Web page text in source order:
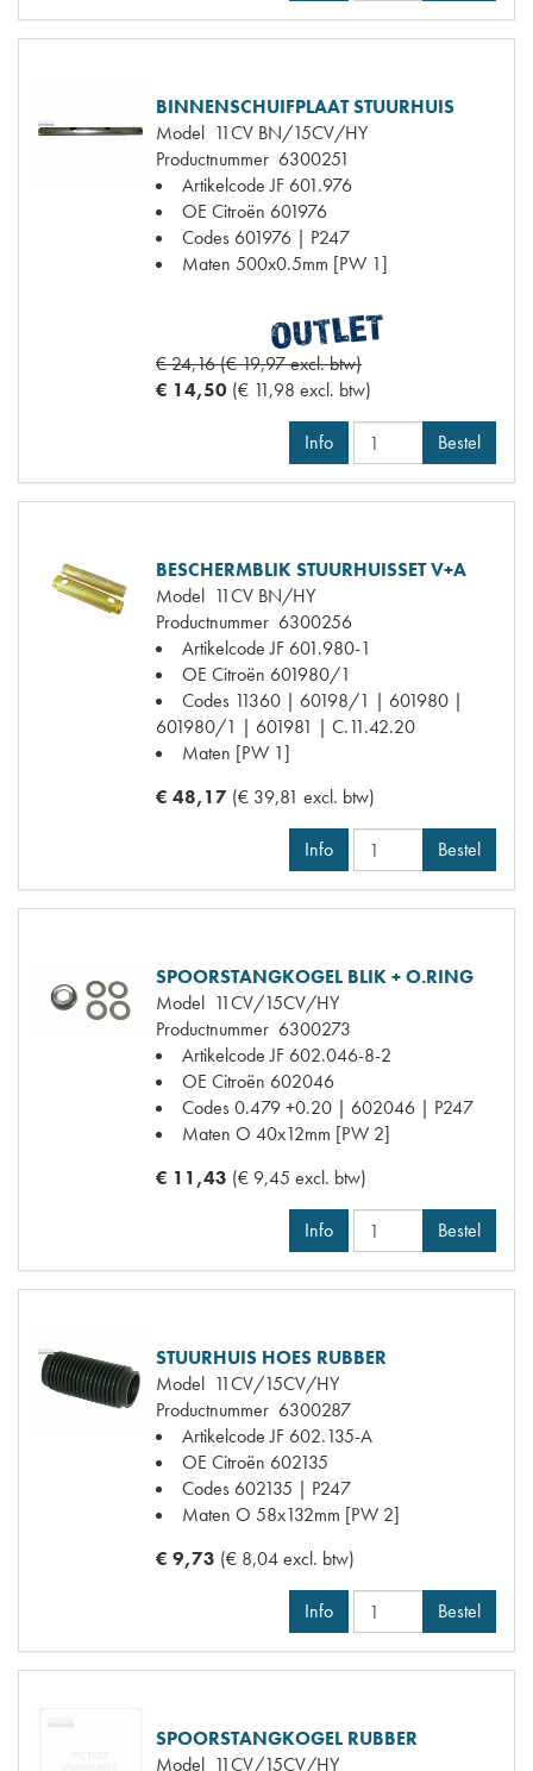
BINNENSCHUIFPLAAT STUURHUIS
Model 11CV BN/15CV/HY
Productnummer 6300251
Artikelcode JF 601.976
OE Citroën 601976
Codes 601976 | P247
Maten 500x0.5mm [PW 1]
€ 24,16 (€ 19,97 excl. btw)
€ 14,50 (€ 11,98 excl. btw)
Info Bestel
BESCHERMBLIK STUURHUISSET V+A
Model 11CV BN/HY
Productnummer 6300256
Artikelcode JF 601.980-1
OE Citroën 601980/1
Codes 11360 | 60198/1 | 601980 |
601980/1 | 601981 | C.11.42.20
Maten [PW 1]
€ 48,17 (€ 39,81 excl. btw)
Info Bestel
SPOORSTANGKOGEL BLIK + O.RING
Model 11CV/15CV/HY
Productnummer 6300273
Artikelcode JF 602.046-8-2
OE Citroën 602046
Codes0.479 +0.20 | 602046 | P247
Maten O 40x12mm [PW 2]
€ 11,43 (€ 9,45 excl. btw)
Info Bestel
STUURHUIS HOES RUBBER
Model 11CV/15CV/HY
Productnummer 6300287
Artikelcode JF 602.135-A
OE Citroën 602135
Codes 602135 | P247
Maten O 58x132mm [PW 2]
€ 9,73 (€ 8,04 excl. btw)
Info Bestel
SPOORSTANGKOGEL RUBBER
Model 11CV/15CV/HY